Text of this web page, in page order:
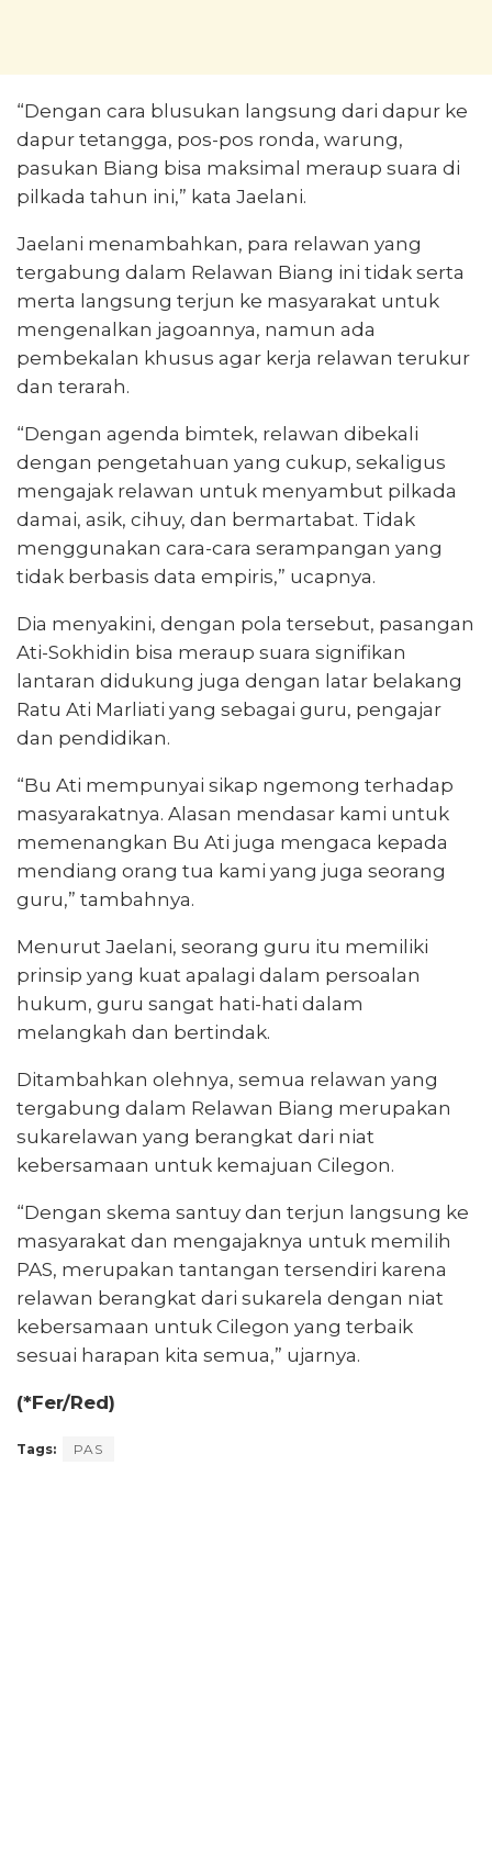
“Dengan cara blusukan langsung dari dapur ke
dapur tetangga, pos-pos ronda, warung,
pasukan Biang bisa maksimal meraup suara di
pilkada tahun ini,” kata Jaelani.
Jaelani menambahkan, para relawan yang
tergabung dalam Relawan Biang ini tidak serta
merta langsung terjun ke masyarakat untuk
mengenalkan jagoannya, namun ada
pembekalan khusus agar kerja relawan terukur
dan terarah.
“Dengan agenda bimtek, relawan dibekali
dengan pengetahuan yang cukup, sekaligus
mengajak relawan untuk menyambut pilkada
damai, asik, cihuy, dan bermartabat. Tidak
menggunakan cara-cara serampangan yang
tidak berbasis data empiris,” ucapnya.
Dia menyakini, dengan pola tersebut, pasangan
Ati-Sokhidin bisa meraup suara signifikan
lantaran didukung juga dengan latar belakang
Ratu Ati Marliati yang sebagai guru, pengajar
dan pendidikan.
“Bu Ati mempunyai sikap ngemong terhadap
masyarakatnya. Alasan mendasar kami untuk
memenangkan Bu Ati juga mengaca kepada
mendiang orang tua kami yang juga seorang
guru,” tambahnya.
Menurut Jaelani, seorang guru itu memiliki
prinsip yang kuat apalagi dalam persoalan
hukum, guru sangat hati-hati dalam
melangkah dan bertindak.
Ditambahkan olehnya, semua relawan yang
tergabung dalam Relawan Biang merupakan
sukarelawan yang berangkat dari niat
kebersamaan untuk kemajuan Cilegon.
“Dengan skema santuy dan terjun langsung ke
masyarakat dan mengajaknya untuk memilih
PAS, merupakan tantangan tersendiri karena
relawan berangkat dari sukarela dengan niat
kebersamaan untuk Cilegon yang terbaik
sesuai harapan kita semua,” ujarnya.
(*Fer/Red)
Tags: PAS